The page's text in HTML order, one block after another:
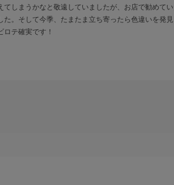
しまうかなと敬遠していましたが、お店で勧めて
。そして今季、たまたま立ち寄ったら色違いを発
テ確実です！